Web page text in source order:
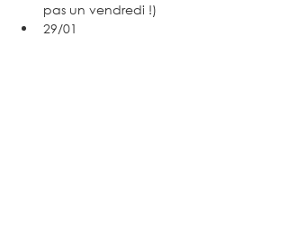
pas un vendredi !)
29/01